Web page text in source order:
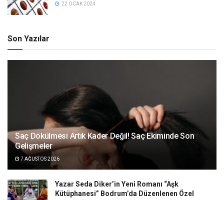
22 OCAK 2024
Son Yazılar
Saç Dökülmesi Artık Kader Değil! Saç Ekiminde Son
Gelişmeler
7 AĞUSTOS 2026
Yazar Seda Diker’in Yeni Romanı “Aşk
Kütüphanesi” Bodrum’da Düzenlenen Özel